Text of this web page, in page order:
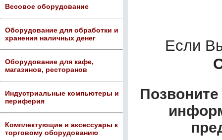
Весовое оборудование
Оборудование для обработки и
хранения наличных денег
Оборудование для кафе,
магазинов, ресторанов
Индустриальные компьютеры и
периферия
Комплектующие и аксессуары к
торговому оборудованию
Если